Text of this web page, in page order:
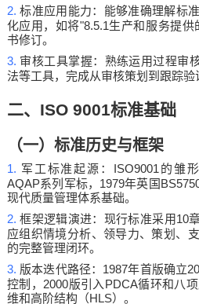
2.标准应用能力：能够准确理解标
化应用，如将"8.5.1生产和服务提供
书修订。
3. 审核工具掌握：熟练运用过程审
法等工具，完成从审核策划到跟踪验
二、 ISO 9001标准基础
（一）标准历史与框架
1. 军工标准起源： ISO9001 的雏
AQAP系列军标， 1979年英国
现代质量管理体系基础。
2.框架逻辑演进：现行标准采用10
应组织情境分析、领导力、策划、
的完整管理闭环。
3. 版本迭代路径： 1987年首版确立
控制， 2000版引入 PDCA循环和八项
维和高阶结构（HLS）。